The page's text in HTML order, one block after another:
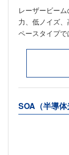
レーザービー
力、低ノイズ
ペースタイプで
SOA（半導体